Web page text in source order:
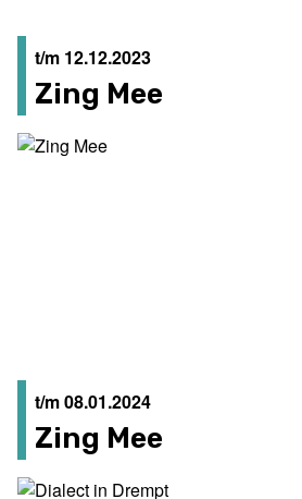
t/m 12.12.2023
Zing Mee
t/m 08.01.2024
Zing Mee